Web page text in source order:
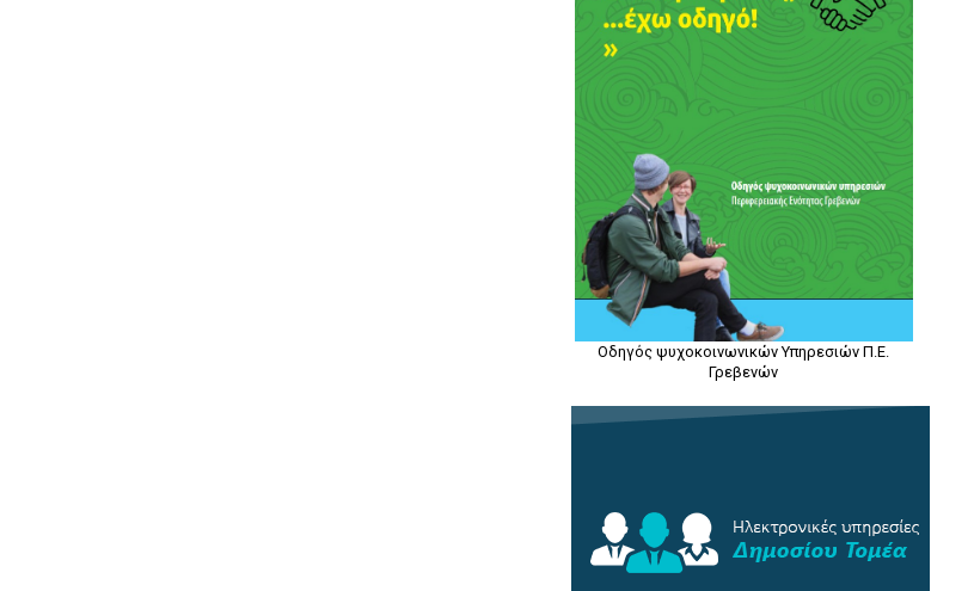
Οδηγός ψυχοκοινωνικών Υπηρεσιών Π.Ε.
Γρεβενών